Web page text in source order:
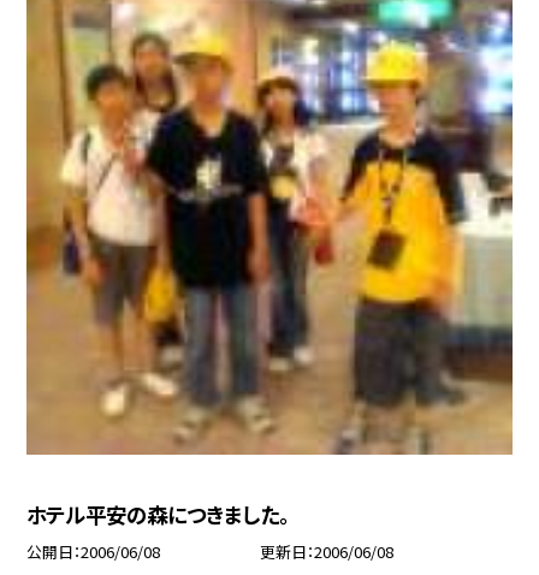
ホテル平安の森につきました。
公開日 2006/06/08 更新日 2006/06/08